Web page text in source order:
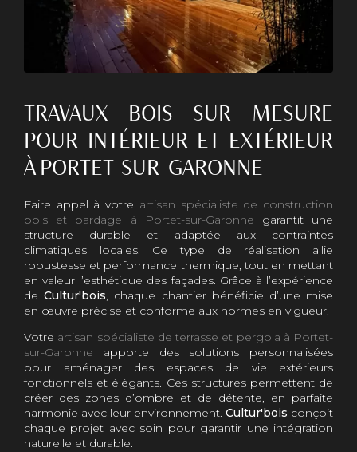
TRAVAUX BOIS SUR MESURE
POUR INTÉRIEUR ET EXTÉRIEUR
À PORTET-SUR-GARONNE
Faire appel à votre artisan spécialiste de construction
bois et bardage à Portet-sur-Garonne garantit une
structure durable et adaptée aux contraintes
climatiques locales. Ce type de réalisation allie
robustesse et performance thermique, tout en mettant
en valeur l’esthétique des façades. Grâce à l’expérience
deCultur'bois, chaque chantier bénéficie d’une mise
en œuvre précise et conforme aux normes en vigueur.
Votre artisan spécialiste de terrasse et pergola à Portet-
sur-Garonne apporte des solutions personnalisées
pour aménager des espaces de vie extérieurs
fonctionnels et élégants. Ces structures permettent de
créer des zones d’ombre et de détente, en parfaite
harmonie avec leur environnement. Cultur'bois conçoit
chaque projet avec soin pour garantir une intégration
naturelle et durable.